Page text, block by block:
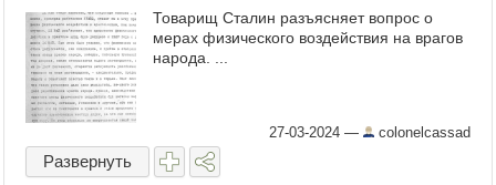
Товарищ Сталин разъясняет вопрос о
мерах физического воздействия на врагов
народа. ...
27-03-2024 — colonelcassad
Развернуть